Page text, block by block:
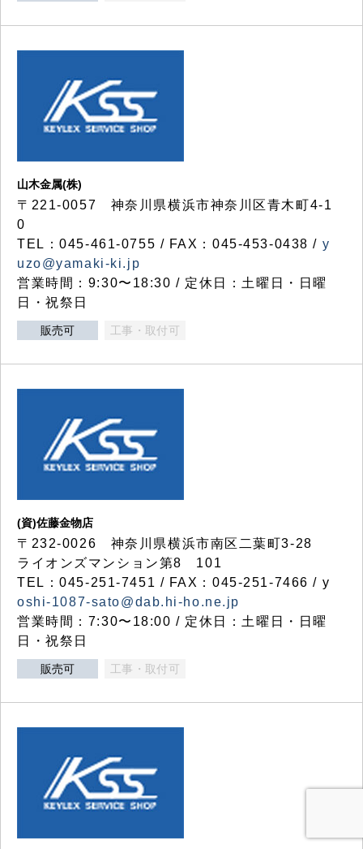
山木金属(株)
〒221-0057 神奈川県横浜市神奈川区青木町4-1
0
TEL：045-461-0755 / FAX：045-453-0438 / y
uzo@yamaki-ki.jp
営業時間：9:30〜18:30 / 定休日：土曜日・日曜
日・祝祭日
販売可 工事・取付可
(資)佐藤金物店
〒232-0026 神奈川県横浜市南区二葉町3-28
ライオンズマンション第8 101
TEL：045-251-7451 / FAX：045-251-7466 / y
oshi-1087-sato@dab.hi-ho.ne.jp
営業時間：7:30〜18:00 / 定休日：土曜日・日曜
日・祝祭日
販売可 工事・取付可